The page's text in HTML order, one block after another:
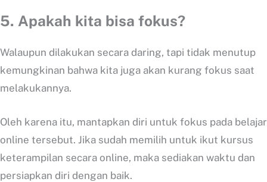
5. Apakah kita bisa fokus?
Walaupun dilakukan secara daring, tapi tidak menutup
kemungkinan bahwa kita juga akan kurang fokus saat
melakukannya.
Oleh karena itu, mantapkan diri untuk fokus pada belajar
online tersebut. Jika sudah memilih untuk ikut kursus
keterampilan secara online, maka sediakan waktu dan
persiapkan diri dengan baik.